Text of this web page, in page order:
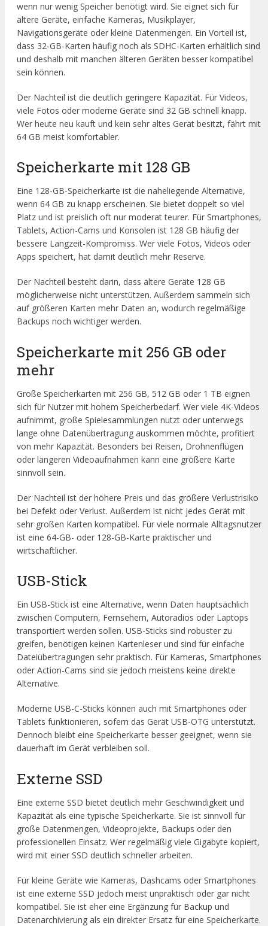
wenn nur wenig Speicher benötigt wird. Sie eignet sich für
ältere Geräte, einfache Kameras, Musikplayer,
Navigationsgeräte oder kleine Datenmengen. Ein Vorteil ist,
dass 32-GB-Karten häufig noch als SDHC-Karten erhältlich sind
und deshalb mit manchen älteren Geräten besser kompatibel
sein können.
Der Nachteil ist die deutlich geringere Kapazität. Für Videos,
viele Fotos oder moderne Geräte sind 32 GB schnell knapp.
Wer heute neu kauft und kein sehr altes Gerät besitzt, fährt mit
64 GB meist komfortabler.
Speicherkarte mit 128 GB
Eine 128-GB-Speicherkarte ist die naheliegende Alternative,
wenn 64 GB zu knapp erscheinen. Sie bietet doppelt so viel
Platz und ist preislich oft nur moderat teurer. Für Smartphones,
Tablets, Action-Cams und Konsolen ist 128 GB häufig der
bessere Langzeit-Kompromiss. Wer viele Fotos, Videos oder
Apps speichert, hat damit deutlich mehr Reserve.
Der Nachteil besteht darin, dass ältere Geräte 128 GB
möglicherweise nicht unterstützen. Außerdem sammeln sich
auf größeren Karten mehr Daten an, wodurch regelmäßige
Backups noch wichtiger werden.
Speicherkarte mit 256 GB oder
mehr
Große Speicherkarten mit 256 GB, 512 GB oder 1 TB eignen
sich für Nutzer mit hohem Speicherbedarf. Wer viele 4K-Videos
aufnimmt, große Spielesammlungen nutzt oder unterwegs
lange ohne Datenübertragung auskommen möchte, profitiert
von mehr Kapazität. Besonders bei Reisen, Drohnenflügen
oder längeren Videoaufnahmen kann eine größere Karte
sinnvoll sein.
Der Nachteil ist der höhere Preis und das größere Verlustrisiko
bei Defekt oder Verlust. Außerdem ist nicht jedes Gerät mit
sehr großen Karten kompatibel. Für viele normale Alltagsnutzer
ist eine 64-GB- oder 128-GB-Karte praktischer und
wirtschaftlicher.
USB-Stick
Ein USB-Stick ist eine Alternative, wenn Daten hauptsächlich
zwischen Computern, Fernsehern, Autoradios oder Laptops
transportiert werden sollen. USB-Sticks sind robuster zu
greifen, benötigen keinen Kartenleser und sind für einfache
Dateiübertragungen sehr praktisch. Für Kameras, Smartphones
oder Action-Cams sind sie jedoch meistens keine direkte
Alternative.
Moderne USB-C-Sticks können auch mit Smartphones oder
Tablets funktionieren, sofern das Gerät USB-OTG unterstützt.
Dennoch bleibt eine Speicherkarte besser geeignet, wenn sie
dauerhaft im Gerät verbleiben soll.
Externe SSD
Eine externe SSD bietet deutlich mehr Geschwindigkeit und
Kapazität als eine typische Speicherkarte. Sie ist sinnvoll für
große Datenmengen, Videoprojekte, Backups oder den
professionellen Einsatz. Wer regelmäßig viele Gigabyte kopiert,
wird mit einer SSD deutlich schneller arbeiten.
Für kleine Geräte wie Kameras, Dashcams oder Smartphones
ist eine externe SSD jedoch meist unpraktisch oder gar nicht
kompatibel. Sie ist eher eine Ergänzung für Backup und
Datenarchivierung als ein direkter Ersatz für eine Speicherkarte.